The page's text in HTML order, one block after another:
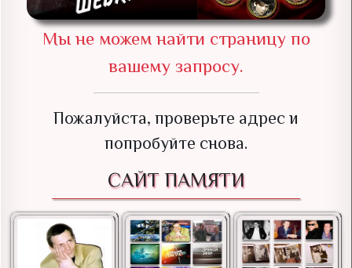
Мы не можем найти страницу по
вашему запросу.
Пожалуйста, проверьте адрес и
попробуйте снова.
САЙТ ПАМЯТИ